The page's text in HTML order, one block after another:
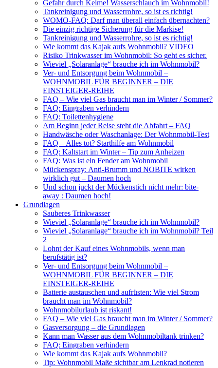
Gefahr durch Keime! Wasserschlauch im Wohnmobil!
Tankreinigung und Wasserrohre, so ist es richtig!
WOMO-FAQ: Darf man überall einfach übernachten?
Die einzig richtige Sicherung für die Markise!
Tankreinigung und Wasserrohre, so ist es richtig!
Wie kommt das Kajak aufs Wohnmobil? VIDEO
Risiko Trinkwasser im Wohnmobil: So geht es sicher.
Wieviel „Solaranlage“ brauche ich im Wohnmobil?
Ver- und Entsorgung beim Wohnmobil –
WOHNMOBIL FÜR BEGINNER – DIE
EINSTEIGER-REIHE
FAQ – Wie viel Gas braucht man im Winter / Sommer?
FAQ: Eingraben verhindern
FAQ: Toilettenhygiene
Am Beginn jeder Reise steht die Abfahrt – FAQ
Handwäsche oder Waschanlage: Der Wohnmobil-Test
FAQ – Alles tot? Starthilfe am Wohnmobil
FAQ: Kaltstart im Winter – Tip zum Anheizen
FAQ: Was ist ein Fender am Wohnmobil
Mückenspray: Anti-Brumm und NOBITE wirken
wirklich gut – Daumen hoch
Und schon juckt der Mückenstich nicht mehr: bite-
away : Daumen hoch!
Grundlagen
Sauberes Trinkwasser
Wieviel „Solaranlage“ brauche ich im Wohnmobil?
Wieviel „Solaranlage“ brauche ich im Wohnmobil? Teil
2
Lohnt der Kauf eines Wohnmobils, wenn man
berufstätig ist?
Ver- und Entsorgung beim Wohnmobil –
WOHNMOBIL FÜR BEGINNER – DIE
EINSTEIGER-REIHE
Batterie austauschen und aufrüsten: Wie viel Strom
braucht man im Wohnmobil?
Wohnmobilurlaub ist riskant!
FAQ – Wie viel Gas braucht man im Winter / Sommer?
Gasversorgung – die Grundlagen
Kann man Wasser aus dem Wohnmobiltank trinken?
FAQ: Eingraben verhindern
Wie kommt das Kajak aufs Wohnmobil?
Tip: Wohnmobil Maße sichtbar am Lenkrad notieren